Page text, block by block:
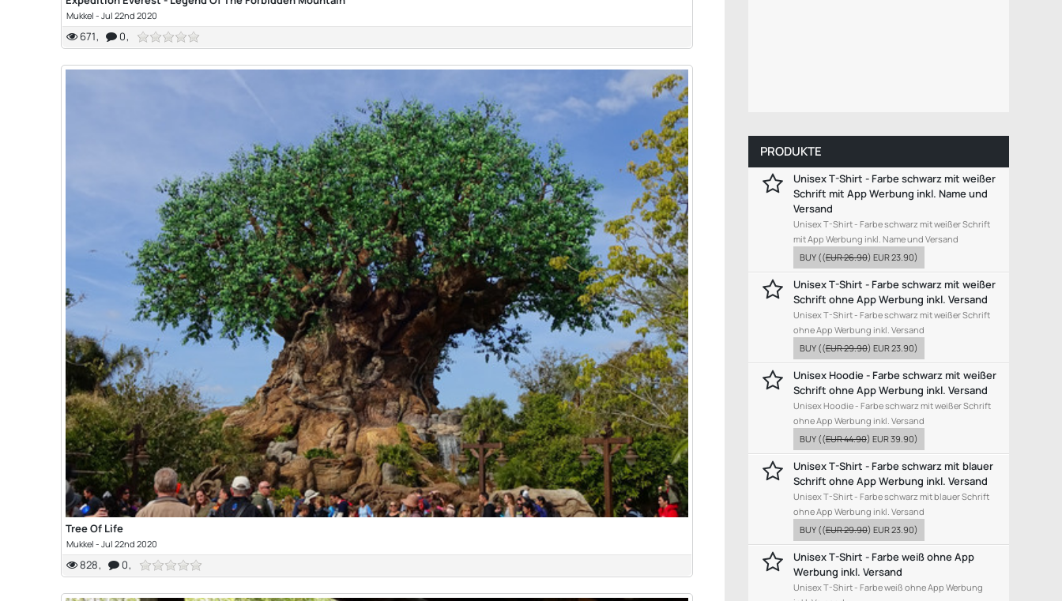
Mukkel -Jul 22nd 2020
671 0
Tree Of Life
Mukkel -Jul 22nd 2020
828 0
PRODUKTE
Unisex T-Shirt - Farbe schwarz mit weißer
Schrift mit App Werbung inkl. Name und
Versand
Unisex T-Shirt - Farbe schwarz mit weißer Schrift
mit App Werbung inkl. Name und Versand
BUY ((EUR 26.90) EUR 23.90)
Unisex T-Shirt - Farbe schwarz mit weißer
Schrift ohne App Werbung inkl. Versand
Unisex T-Shirt - Farbe schwarz mit weißer Schrift
ohne App Werbung inkl. Versand
BUY ((EUR 29.90) EUR 23.90)
Unisex Hoodie - Farbe schwarz mit weißer
Schrift ohne App Werbung inkl. Versand
Unisex Hoodie - Farbe schwarz mit weißer Schrift
ohne App Werbung inkl. Versand
BUY ((EUR 44.90) EUR 39.90)
Unisex T-Shirt - Farbe schwarz mit blauer
Schrift ohne App Werbung inkl. Versand
Unisex T-Shirt - Farbe schwarz mit blauer Schrift
ohne App Werbung inkl. Versand
BUY ((EUR 29.90) EUR 23.90)
Unisex T-Shirt - Farbe weiß ohne App
Werbung inkl. Versand
Unisex T-Shirt - Farbe weiß ohne App Werbung